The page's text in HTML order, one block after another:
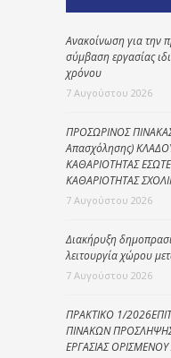
Ανακοίνωση για την
σύμβαση εργασίας
χρόνου
7 Αυγούστου 2026
ΠΡΟΣΩΡΙΝΟΣ
Απασχόλησης)
ΚΑΘΑΡΙΟΤΗΤΑΣ
ΚΑΘΑΡΙΟΤΗΤΑΣ
7 Αυγούστου 2026
Διακήρυξη
λειτουργία χώρου
7 Αυγούστου 2026
ΠΡΑΚΤΙΚΟ 1/
ΠΙΝΑΚΩΝ
ΕΡΓΑΣΙΑΣ